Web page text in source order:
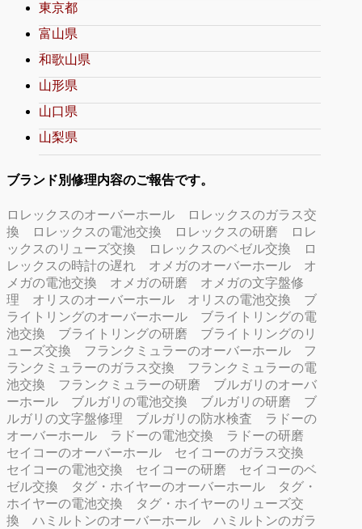
東京都
富山県
和歌山県
山形県
山口県
山梨県
ブランド別修理内容のご報告です。
ロレックスのオーバーホール
ロレックスのガラス交
換
ロレックスの電池交換 ロレックスの研磨
ロレ
ックスのリューズ交換
ロレックスのベゼル交換
ロ
レックスの時計の遅れ
オメガのオーバーホール
オ
メガの電池交換
オメガの研磨
オメガの文字盤修
理
オリスのオーバーホール オリスの電池交換
ブ
ライトリングのオーバーホール
ブライトリングの電
池交換
ブライトリングの研磨
ブライトリングのリ
ューズ交換
フランクミュラーのオーバーホール
フ
ランクミュラーのガラス交換
フランクミュラーの電
池交換
フランクミュラーの研磨
ブルガリのオーバ
ーホール
ブルガリの電池交換 ブルガリの研磨
ブ
ルガリの文字盤修理
ブルガリの防水検査
ラドーの
オーバーホール
ラドーの電池交換
ラドーの研磨
セイコーのオーバーホール
セイコーのガラス交換
セイコーの電池交換
セイコーの研磨
セイコーのベ
ゼル交換
タグ・ホイヤーのオーバーホール
タグ・
ホイヤーの電池交換
タグ・ホイヤーのリューズ交
換
ハミルトンのオーバーホール
ハミルトンのガラ